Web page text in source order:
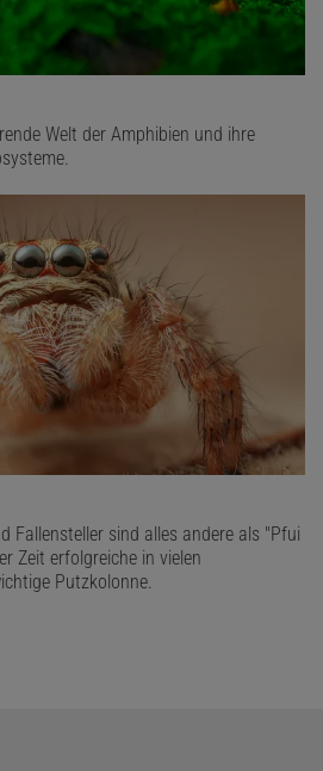
Welt der Amphibien und ihre
Fallensteller sind alles andere als "Pfui
Zeit erfolgreiche in vielen
Putzkolonne.